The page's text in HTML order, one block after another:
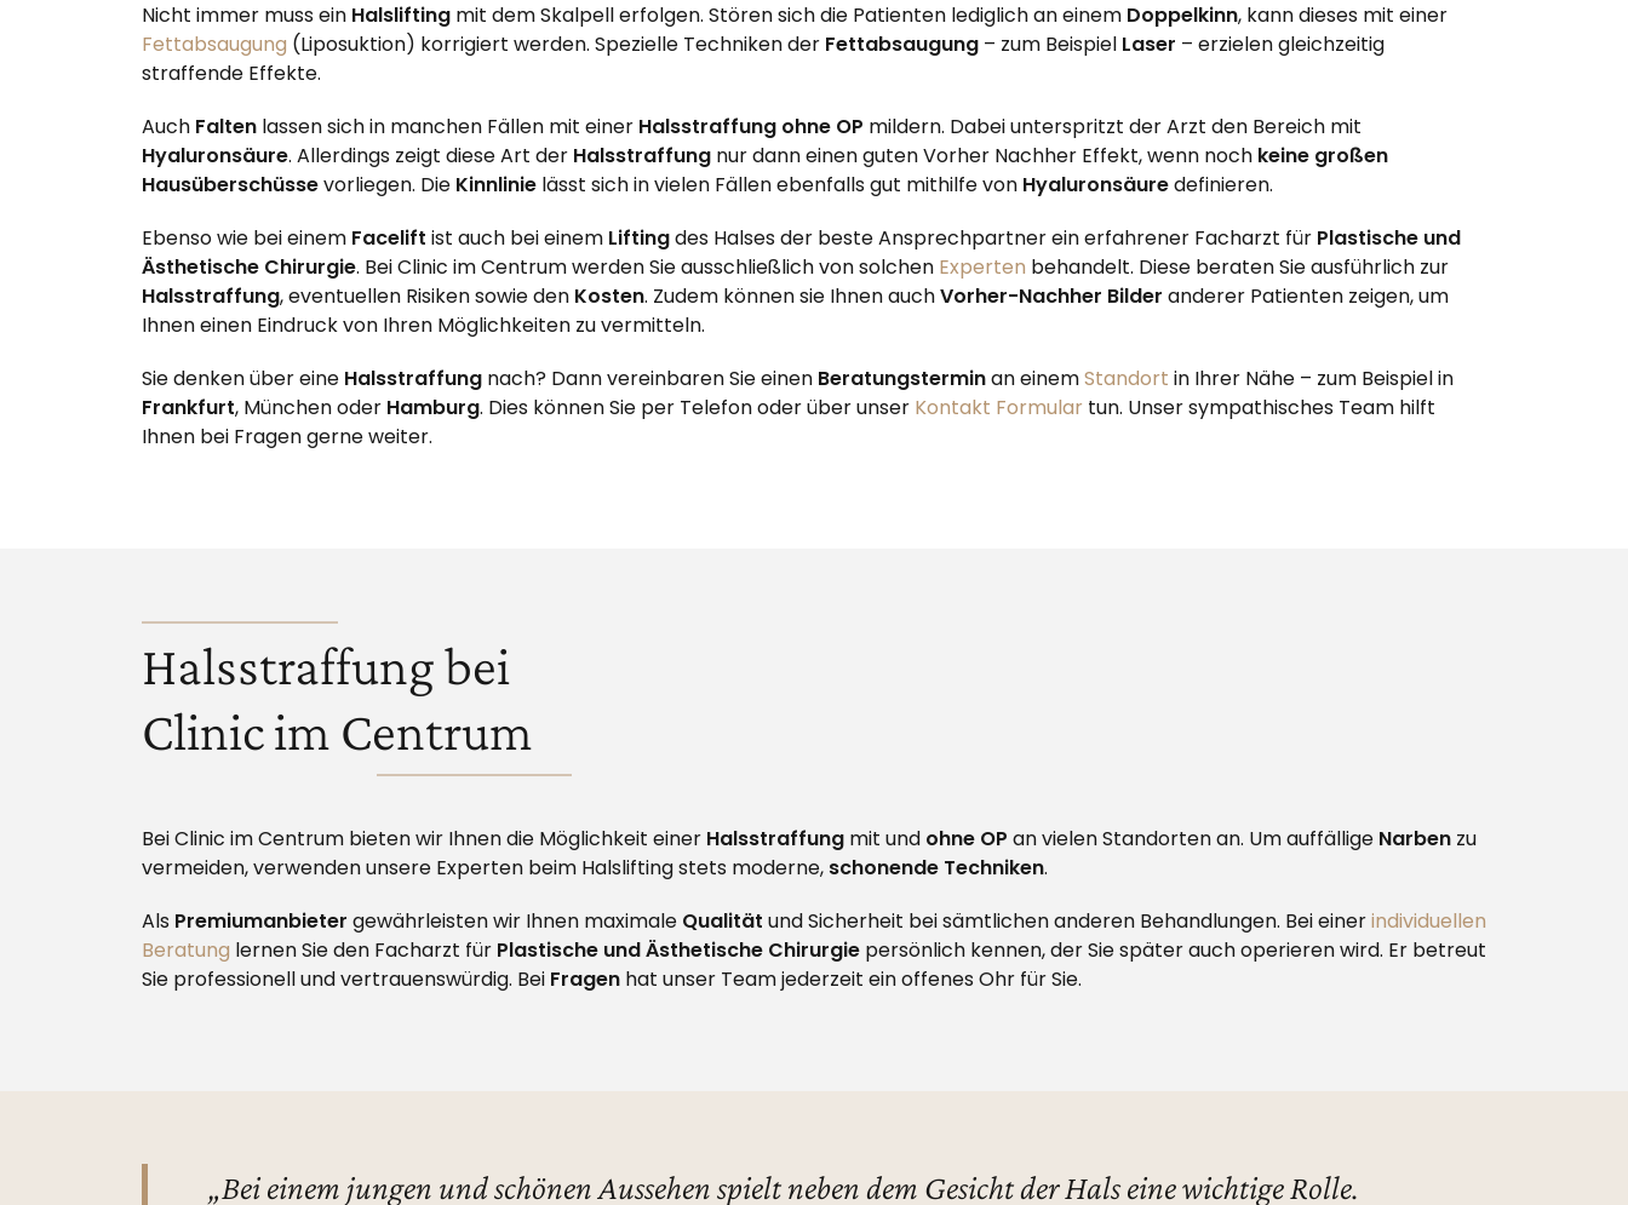
Nicht immer muss ein Halslifting mit dem Skalpell erfolgen. Stören sich die Patienten lediglich an einem Doppelkinn, kann dieses mit einer
Fettabsaugung (Liposuktion) korrigiert werden. Spezielle Techniken der Fettabsaugung – zum Beispiel Laser – erzielen gleichzeitig
straffende Effekte.
Auch Falten lassen sich in manchen Fällen mit einer Halsstraffung ohne OP mildern. Dabei unterspritzt der Arzt den Bereich mit
Hyaluronsäure. Allerdings zeigt diese Art der Halsstraffung nur dann einen guten Vorher Nachher Effekt, wenn noch keine großen
Hausüberschüssevorliegen. Die Kinnlinie lässt sich in vielen Fällen ebenfalls gut mithilfe von Hyaluronsäuredefinieren.
Ebenso wie bei einem Facelift ist auch bei einem Liftingdes Halses der beste Ansprechpartner ein erfahrener Facharzt für Plastische und
Ästhetische Chirurgie. Bei Clinic im Centrum werden Sie ausschließlich von solchen Experten behandelt. Diese beraten Sie ausführlich zur
Halsstraffung, eventuellen Risiken sowie den Kosten. Zudem können sie Ihnen auchVorher-Nachher Bilder anderer Patienten zeigen, um
Ihnen einen Eindruck von Ihren Möglichkeiten zu vermitteln.
Sie denken über eine Halsstraffung nach? Dann vereinbaren Sie einen Beratungsterminan einemStandort in Ihrer Nähe – zum Beispiel in
Frankfurt, München oder Hamburg. Dies können Sie per Telefon oder über unser Kontakt Formular tun. Unser sympathisches Team hilft
Ihnen bei Fragen gerne weiter.
Halsstraffung bei
Clinic im Centrum
Bei Clinic im Centrum bieten wir Ihnen die Möglichkeit einer Halsstraffung mit und ohne OP an vielen Standorten an. Um auffällige Narben zu
vermeiden, verwenden unsere Experten beim Halslifting stets moderne, schonende Techniken.
Als Premiumanbieter gewährleisten wir Ihnen maximale Qualität und Sicherheit bei sämtlichen anderen Behandlungen. Bei einerindividuellen
Beratung lernen Sie den Facharzt für Plastische und Ästhetische Chirurgie persönlich kennen, der Sie später auch operieren wird. Er betreut
Sie professionell und vertrauenswürdig. Bei Fragen hat unser Team jederzeit ein offenes Ohr für Sie.
„Bei einem jungen und schönen Aussehen spielt neben dem Gesicht der Hals eine wichtige Rolle.